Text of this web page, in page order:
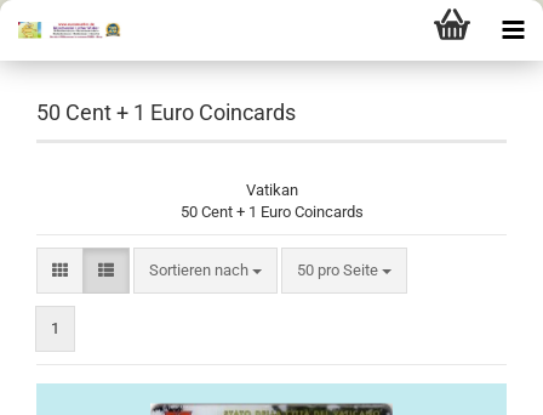
50 Cent + 1 Euro Coincards
Vatikan
50 Cent + 1 Euro Coincards
Sortieren nach
Sortieren nach 50 pro Seite
pro Seite
1